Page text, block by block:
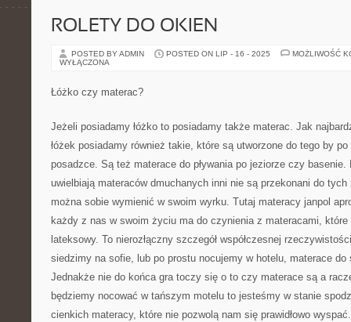
ROLETY DO OKIEN
POSTED BY ADMIN POSTED ON LIP - 16 - 2025
MOŻLIWOŚĆ
WYŁĄCZONA
Łóżko czy materac?
Jeżeli posiadamy łóżko to posiadamy także materac. Jak
łóżek posiadamy również takie, które są utworzone do tego by po
posadzce. Są też materace do pływania po jeziorze czy
uwielbiają materaców dmuchanych inni nie są przekonani do tych
można sobie wymienić w swoim wyrku. Tutaj materacy janpol
każdy z nas w swoim życiu ma do czynienia z materacami, które
lateksowy. To nierozłączny szczegół współczesnej
siedzimy na sofie, lub po prostu nocujemy w hotelu, materace do
Jednakże nie do końca gra toczy się o to czy materace są a
będziemy nocować w tańszym motelu to jesteśmy w stanie
cienkich materacy, które nie pozwolą nam się prawidłowo